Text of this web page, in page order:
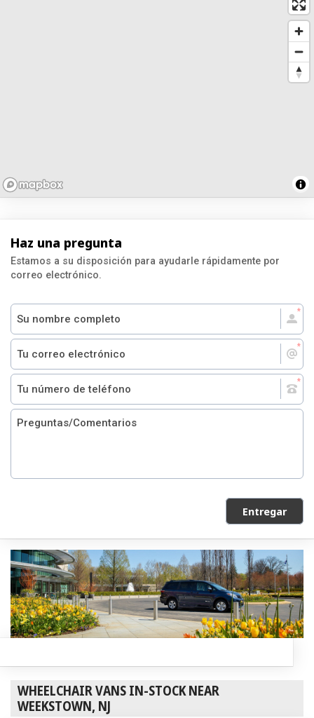
Haz una pregunta
Estamos a su disposición para ayudarle rápidamente por
correo electrónico.
Entregar
WHEELCHAIR VANS IN-STOCK NEAR
WEEKSTOWN, NJ